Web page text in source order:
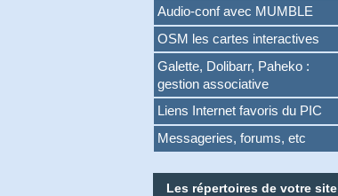
Audio-conf avec MUMBLE
OSM les cartes interactives
Galette, Dolibarr, Paheko :
gestion associative
Liens Internet favoris du PIC
Messageries, forums, etc
Les répertoires de votre site